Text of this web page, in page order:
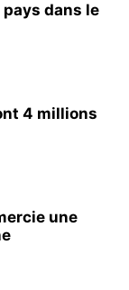
pays dans le
4 millions
une